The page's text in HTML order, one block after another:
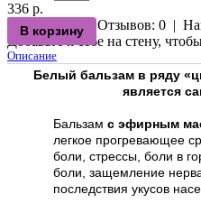
336 р.
Отзывов: 0 |
Добавьте к себе на стену,
Описание
Белый бальзам в ряду
является
Бальзам с эфирным
легкое прогревающее
боли, стрессы, боли в
боли, защемление
последствия укусов